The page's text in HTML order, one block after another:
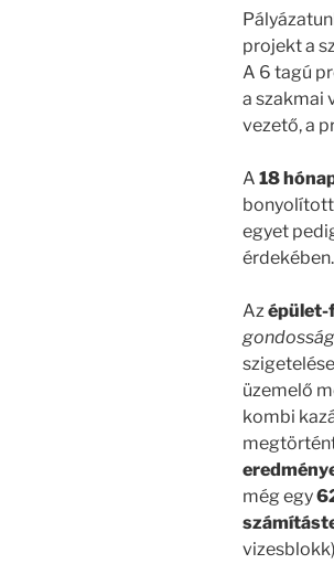
projekt a
A 6 tagú
a szakmai
vezető, a
A 18
egyet
érdekében.
Az épület-
üzemelő
kombi
még egy